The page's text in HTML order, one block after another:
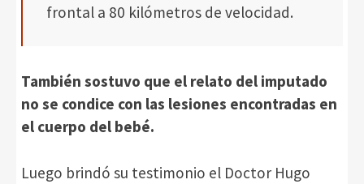
frontal a 80 kilómetros de velocidad.
También sostuvo que el relato del imputado
no se condice con las lesiones encontradas en
el cuerpo del bebé.
Luego brindó su testimonio el Doctor Hugo